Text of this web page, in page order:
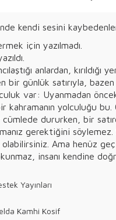
kendi sesini
için yazılmadı.
anlardan,
bir günlük satırıyla, bazen
var: Uyanmadan
kahramanın yolculuğu
dururken, bir
gerektiğini söylemez.
olabilirsiniz. Ama henüz
insanı kendine
Yayınları
Kamhi Kosif